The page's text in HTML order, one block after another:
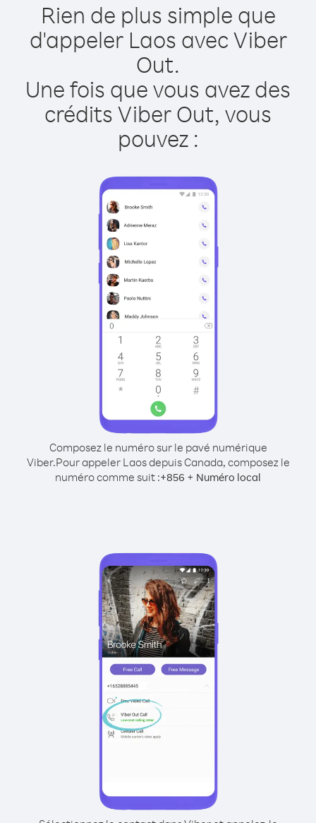
Rien de plus simple que
d'appeler Laos avec Viber
Out.
Une fois que vous avez des
crédits Viber Out, vous
pouvez :
Composez le numéro sur le pavé numérique
Viber.Pour appeler Laos depuis Canada, composez le
numéro comme suit :+856 + Numéro local